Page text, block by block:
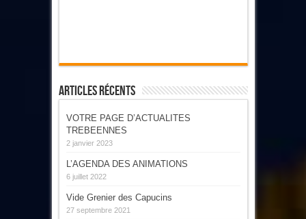
Articles Récents
VOTRE PAGE D’ACTUALITES
TREBEENNES
2 janvier 2023
L’AGENDA DES ANIMATIONS
6 juillet 2022
Vide Grenier des Capucins
27 septembre 2021